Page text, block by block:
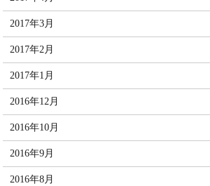
2017年3月
2017年2月
2017年1月
2016年12月
2016年10月
2016年9月
2016年8月